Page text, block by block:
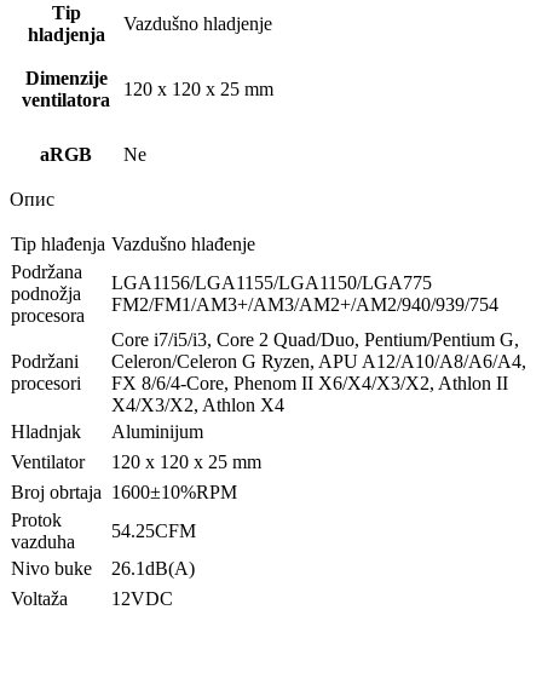
Tip
hladjenja
Vazdušno hladjenje
Dimenzije
ventilatora
120 x 120 x 25 mm
aRGB Ne
Опис
Tip hlađenja Vazdušno hlađenje
Podržana
podnožja
procesora
LGA1156/LGA1155/LGA1150/LGA775
FM2/FM1/AM3+/AM3/AM2+/AM2/940/939/754
Podržani
procesori
Core i7/i5/i3, Core 2 Quad/Duo, Pentium/Pentium G,
Celeron/Celeron G Ryzen, APU A12/A10/A8/A6/A4,
FX 8/6/4-Core, Phenom II X6/X4/X3/X2, Athlon II
X4/X3/X2, Athlon X4
Hladnjak
Aluminijum
Ventilator
120 x 120 x 25 mm
Broj obrtaja 1600±10%RPM
Protok
vazduha
54.25CFM
Nivo buke
26.1dB(A)
Voltaža
12VDC